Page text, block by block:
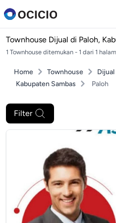
Townhouse Dijual di Paloh,
1 Townhouse ditemukan - 1 dari 1
Home Townhouse Dijual
Kabupaten Sambas
Paloh
Filter